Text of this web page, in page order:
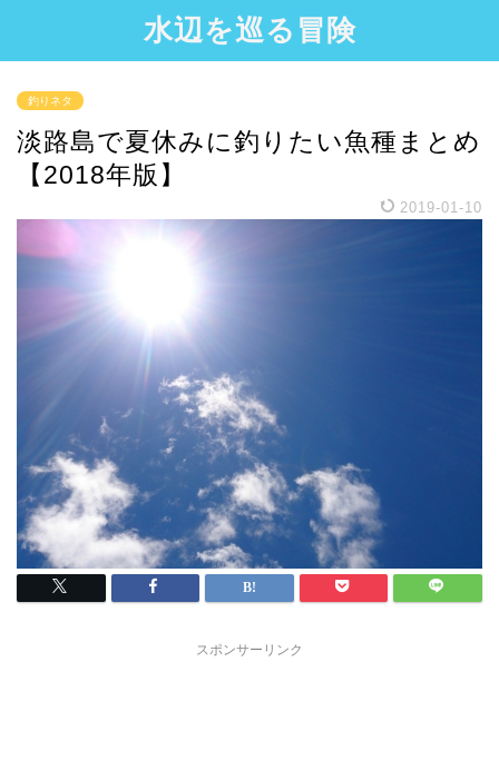
水辺を巡る冒険
釣りネタ
淡路島で夏休みに釣りたい魚種まとめ
【2018年版】
2019-01-10
スポンサーリンク